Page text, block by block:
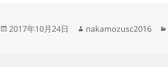
投
2017年10月24日
作
nakamozusc2016